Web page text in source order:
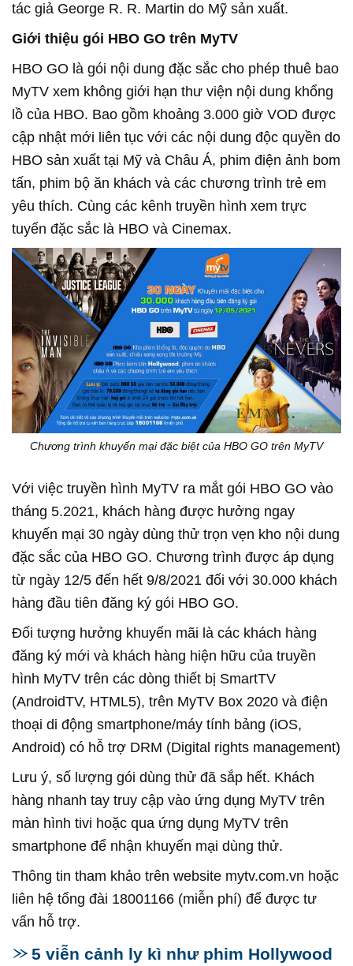
tác giả George R. R. Martin do Mỹ sản xuất.
Giới thiệu gói HBO GO trên MyTV
HBO GO là gói nội dung đặc sắc cho phép thuê bao
MyTV xem không giới hạn thư viện nội dung khổng
lồ của HBO. Bao gồm khoảng 3.000 giờ VOD được
cập nhật mới liên tục với các nội dung độc quyền do
HBO sản xuất tại Mỹ và Châu Á, phim điện ảnh bom
tấn, phim bộ ăn khách và các chương trình trẻ em
yêu thích. Cùng các kênh truyền hình xem trực
tuyến đặc sắc là HBO và Cinemax.
Chương trình khuyến mại đặc biệt của HBO GO trên MyTV
Với việc truyền hình MyTV ra mắt gói HBO GO vào
tháng 5.2021, khách hàng được hưởng ngay
khuyến mại 30 ngày dùng thử trọn vẹn kho nội dung
đặc sắc của HBO GO. Chương trình được áp dụng
từ ngày 12/5 đến hết 9/8/2021 đối với 30.000 khách
hàng đầu tiên đăng ký gói HBO GO.
Đối tượng hưởng khuyến mãi là các khách hàng
đăng ký mới và khách hàng hiện hữu của truyền
hình MyTV trên các dòng thiết bị SmartTV
(AndroidTV, HTML5), trên MyTV Box 2020 và điện
thoại di động smartphone/máy tính bảng (iOS,
Android) có hỗ trợ DRM (Digital rights management)
Lưu ý, số lượng gói dùng thử đã sắp hết. Khách
hàng nhanh tay truy cập vào ứng dụng MyTV trên
màn hình tivi hoặc qua ứng dụng MyTV trên
smartphone để nhận khuyến mại dùng thử.
Thông tin tham khảo trên website mytv.com.vn hoặc
liên hệ tổng đài 18001166 (miễn phí) để được tư
vấn hỗ trợ.
5 viễn cảnh ly kì như phim Hollywood